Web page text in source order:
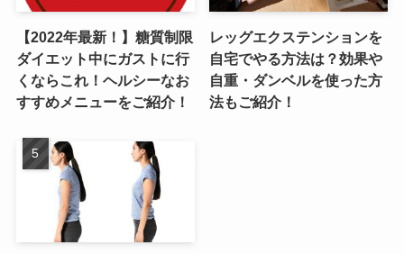
【2022年最新！】糖質制限
ダイエット中にガストに行
くならこれ！ヘルシーなお
すすめメニューをご紹介！
レッグエクステンションを
自宅でやる方法は？効果や
自重・ダンベルを使った方
法もご紹介！